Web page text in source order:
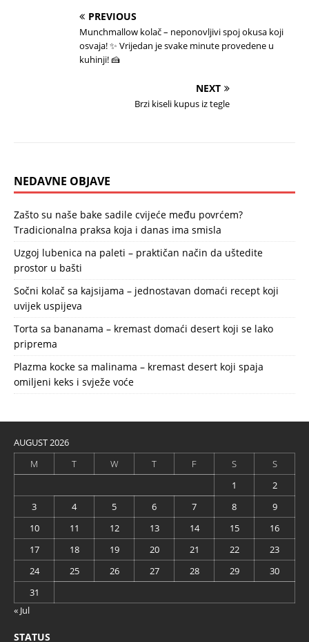
PREVIOUS
Munchmallow kolač – neponovljivi spoj okusa koji
osvaja! ✨ Vrijedan je svake minute provedene u
kuhinji! 🍰
NEXT
Brzi kiseli kupus iz tegle
NEDAVNE OBJAVE
Zašto su naše bake sadile cvijeće među povrćem?
Tradicionalna praksa koja i danas ima smisla
Uzgoj lubenica na paleti – praktičan način da uštedite
prostor u bašti
Sočni kolač sa kajsijama – jednostavan domaći recept koji
uvijek uspijeva
Torta sa bananama – kremast domaći desert koji se lako
priprema
Plazma kocke sa malinama – kremast desert koji spaja
omiljeni keks i svježe voće
AUGUST 2026
M
T W T F S
S
1
2
3
4 5 6 7 8
9
10
11 12 13 14 15
16
17
18 19 20 21 22
23
24
25 26 27 28 29
30
31
« Jul
STATUS